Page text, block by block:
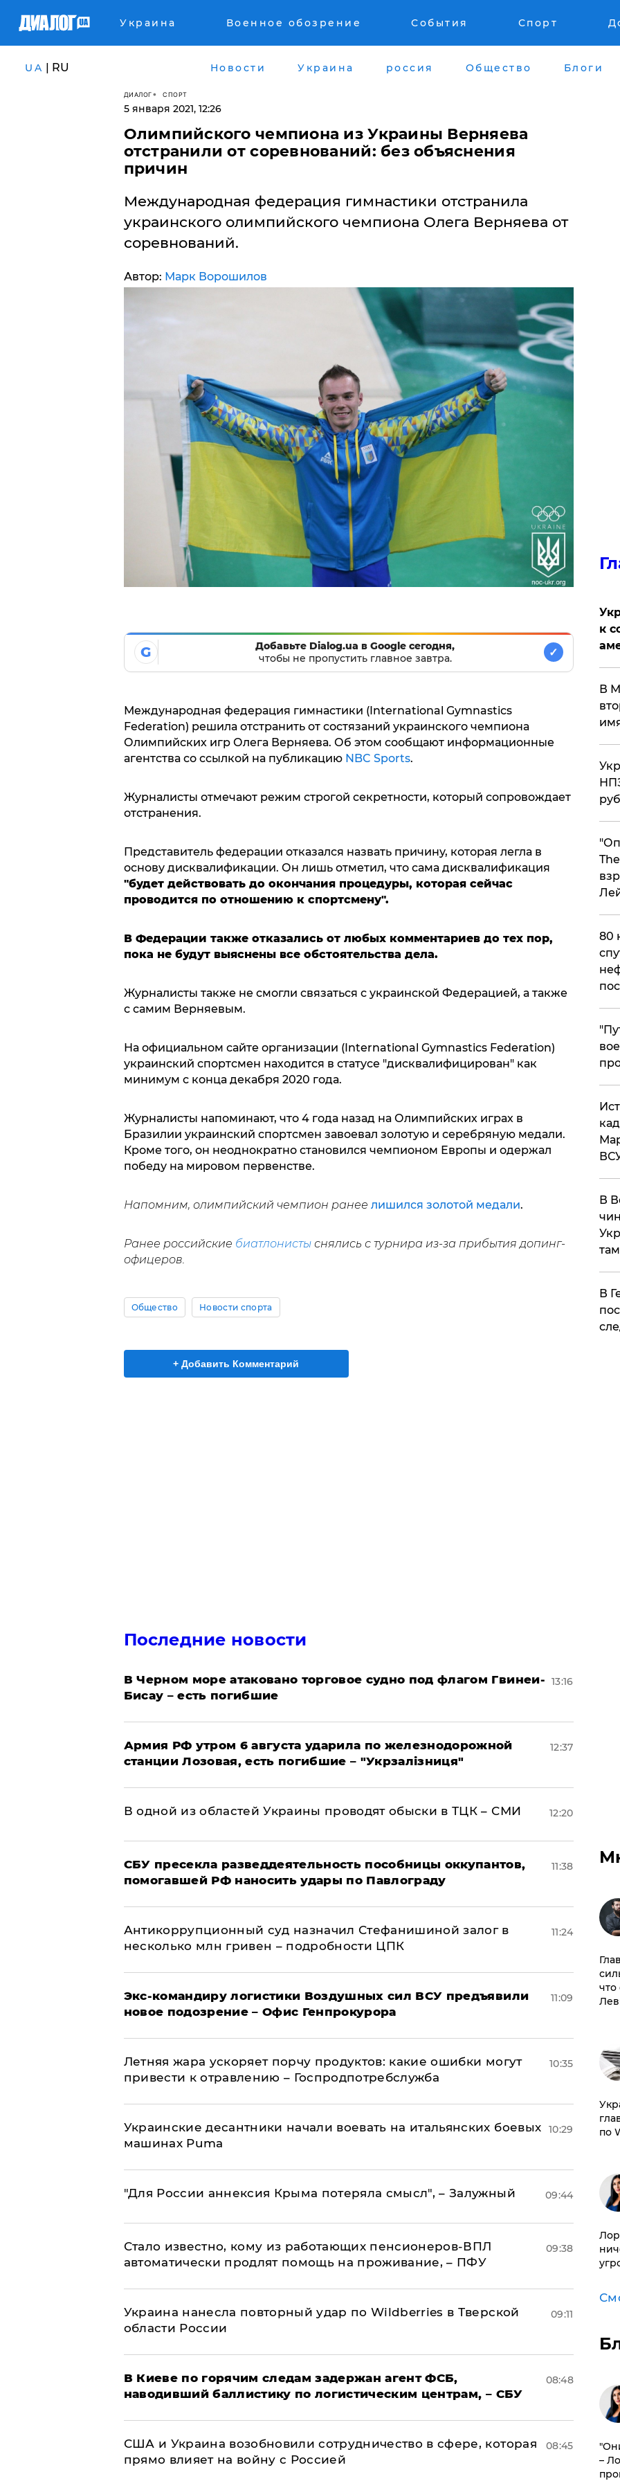
Украина Военное обозрение События Спорт
UA | RU Новости Украина россия Общество Блоги
ДИАЛОГ СПОРТ
5 января 2021, 12:26
Олимпийского чемпиона из Украины Верняева
отстранили от соревнований: без объяснения
причин
Международная федерация гимнастики отстранила
украинского олимпийского чемпиона Олега Верняева от
соревнований.
Автор: Марк Ворошилов
G
Добавьте Dialog.ua в Google сегодня,
чтобы не пропустить главное завтра.
✓
Международная федерация гимнастики (International Gymnastics
Federation) решила отстранить от состязаний украинского чемпиона
Олимпийских игр Олега Верняева. Об этом сообщают информационные
агентства со ссылкой на публикацию NBC Sports.
Журналисты отмечают режим строгой секретности, который сопровождает
отстранения.
Представитель федерации отказался назвать причину, которая легла в
основу дисквалификации. Он лишь отметил, что сама дисквалификация
"будет действовать до окончания процедуры, которая сейчас
проводится по отношению к спортсмену".
В Федерации также отказались от любых комментариев до тех пор,
пока не будут выяснены все обстоятельства дела.
Журналисты также не смогли связаться с украинской Федерацией, а также
с самим Верняевым.
На официальном сайте организации (International Gymnastics Federation)
украинский спортсмен находится в статусе "дисквалифицирован" как
минимум с конца декабря 2020 года.
Журналисты напоминают, что 4 года назад на Олимпийских играх в
Бразилии украинский спортсмен завоевал золотую и серебряную медали.
Кроме того, он неоднократно становился чемпионом Европы и одержал
победу на мировом первенстве.
Напомним, олимпийский чемпион ранее лишился золотой медали.
Ранее российские биатлонисты снялись с турнира из-за прибытия допинг-
офицеров.
Общество Новости спорта
+ Добавить Комментарий
Последние новости
В Черном море атаковано торговое судно под флагом Гвинеи-
Бисау – есть погибшие
13:16
Армия РФ утром 6 августа ударила по железнодорожной
станции Лозовая, есть погибшие – "Укрзалізниця"
12:37
В одной из областей Украины проводят обыски в ТЦК – СМИ 12:20
СБУ пресекла разведдеятельность пособницы оккупантов,
помогавшей РФ наносить удары по Павлограду
11:38
Антикоррупционный суд назначил Стефанишиной залог в
несколько млн гривен – подробности ЦПК
11:24
Экс-командиру логистики Воздушных сил ВСУ предъявили
новое подозрение – Офис Генпрокурора
11:09
Летняя жара ускоряет порчу продуктов: какие ошибки могут
привести к отравлению – Госпродпотребслужба
10:35
Украинские десантники начали воевать на итальянских боевых
машинах Puma
10:29
"Для России аннексия Крыма потеряла смысл", – Залужный 09:44
Стало известно, кому из работающих пенсионеров-ВПЛ
автоматически продлят помощь на проживание, – ПФУ
09:38
Украина нанесла повторный удар по Wildberries в Тверской
области России
09:11
В Киеве по горячим следам задержан агент ФСБ,
наводивший баллистику по логистическим центрам, – СБУ
08:48
США и Украина возобновили сотрудничество в сфере, которая
прямо влияет на войну с Россией
08:45
к
В
80
В
​В
что
по
–